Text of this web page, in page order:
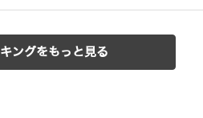
ングをもっと見る